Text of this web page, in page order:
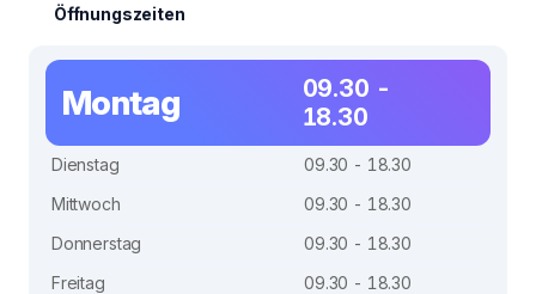
Öffnungszeiten
Montag
09.30 -
18.30
Dienstag
09.30 - 18.30
Mittwoch
09.30 - 18.30
Donnerstag
09.30 - 18.30
Freitag
09.30 - 18.30